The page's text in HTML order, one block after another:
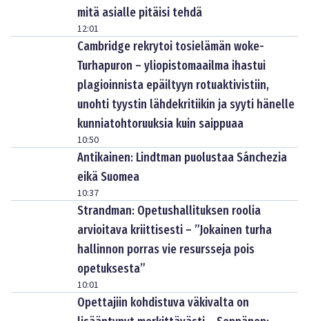
mitä asialle pitäisi tehdä
12:01
Cambridge rekrytoi tosielämän woke-
Turhapuron – yliopistomaailma ihastui
plagioinnista epäiltyyn rotuaktivistiin,
unohti tyystin lähdekritiikin ja syyti hänelle
kunniatohtoruuksia kuin saippuaa
10:50
Antikainen: Lindtman puolustaa Sánchezia
eikä Suomea
10:37
Strandman: Opetushallituksen roolia
arvioitava kriittisesti – ”Jokainen turha
hallinnon porras vie resursseja pois
opetuksesta”
10:01
Opettajiin kohdistuva väkivalta on